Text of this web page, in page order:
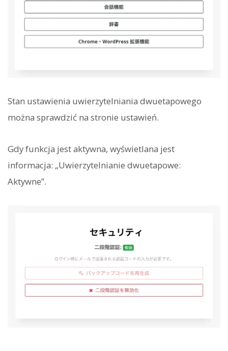
Stan ustawienia uwierzytelniania dwuetapowego
można sprawdzić na stronie ustawień.
Gdy funkcja jest aktywna, wyświetlana jest
informacja: „Uwierzytelnianie dwuetapowe:
Aktywne”.